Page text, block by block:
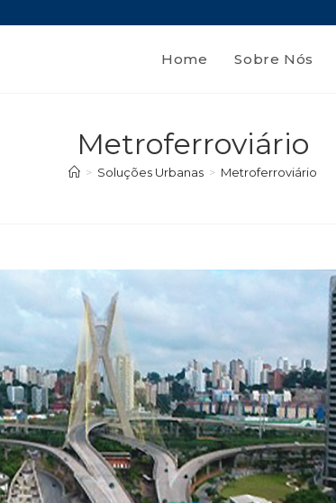
Home Sobre Nós
Metroferroviário
> Soluções Urbanas > Metroferroviário